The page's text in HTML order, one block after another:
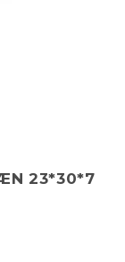
23*30*7